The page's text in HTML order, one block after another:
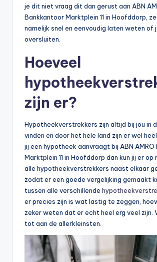
je dit niet vraag dit dan gerust aan ABN
Bankkantoor Marktplein 11 in Hoofddorp, ze
namelijk snel en eenvoudig laten weten of
oversluiten.
Hoeveel
zijn er?
Hypotheekverstrekkers zijn altijd bij jou in
vinden en door het hele land zijn er wel
jij een hypotheek aanvraagt bij ABN
Marktplein 11 in Hoofddorp dan kun jij er op
alle hypotheekverstrekkers naast elkaar
zodat er een goede vergelijking gemaakt
tussen alle verschillende
er precies zijn is wat lastig te zeggen,
zeker weten dat er echt heel erg veel zijn.
tot aan de allerkleinsten.